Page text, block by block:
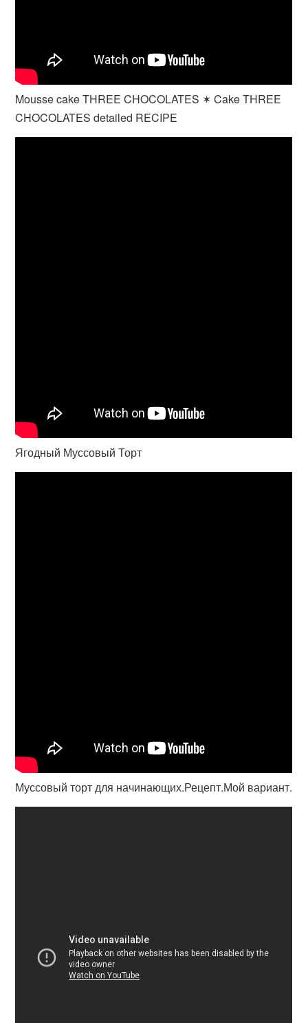
Mousse cake THREE CHOCOLATES ✶ Cake THREE
CHOCOLATES detailed RECIPE
Ягодный Муссовый Торт
Муссовый торт для начинающих.Рецепт.Мой вариант.